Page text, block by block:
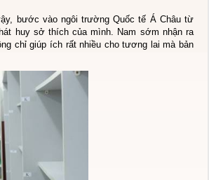
bước vào ngôi trường Quốc tế Á Châu từ
huy sở thích của mình. Nam sớm nhận ra
chỉ giúp ích rất nhiều cho tương lai mà bản